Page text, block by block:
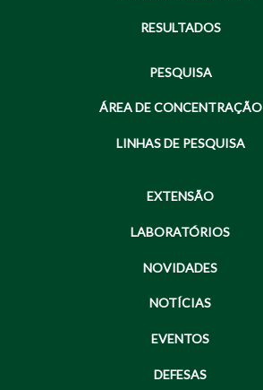
RESULTADOS
PESQUISA
ÁREA DE CONCENTRAÇÃO
LINHAS DE PESQUISA
EXTENSÃO
LABORATÓRIOS
NOVIDADES
NOTÍCIAS
EVENTOS
DEFESAS